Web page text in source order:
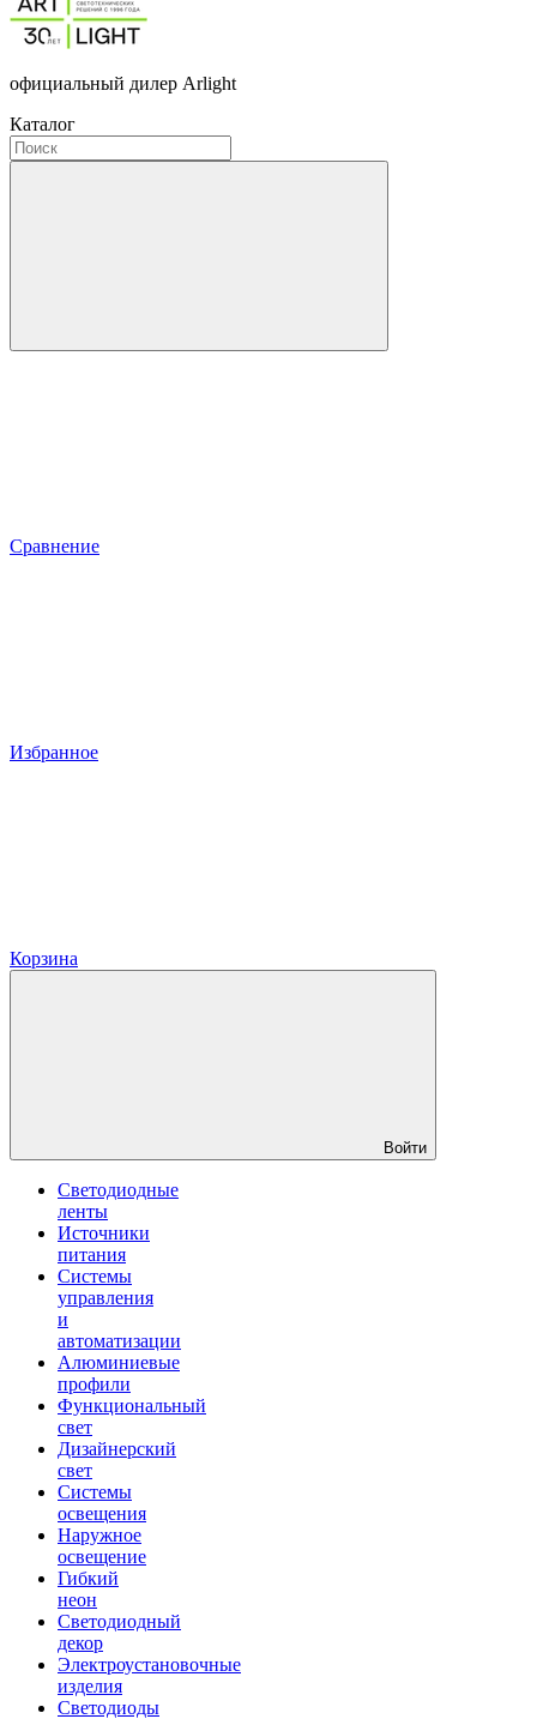
официальный дилер Arlight
Каталог
Сравнение
Избранное
Корзина
Войти
Светодиодные
ленты
Источники
питания
Системы
управления
и
автоматизации
Алюминиевые
профили
Функциональный
свет
Дизайнерский
свет
Системы
освещения
Наружное
освещение
Гибкий
неон
Светодиодный
декор
Электроустановочные
изделия
Светодиоды